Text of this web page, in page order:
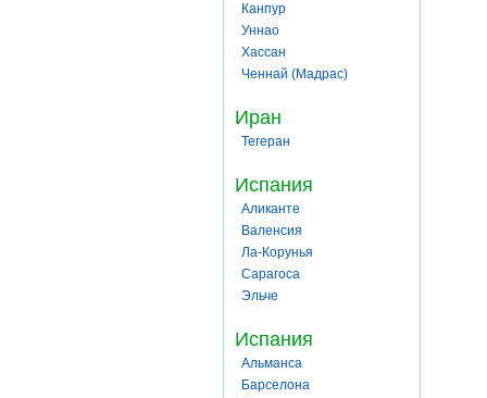
Канпур
Уннао
Хассан
Ченнай (Мадрас)
Иран
Тегеран
Испания
Аликанте
Валенсия
Ла-Корунья
Сарагоса
Эльче
Испания
Альманса
Барселона